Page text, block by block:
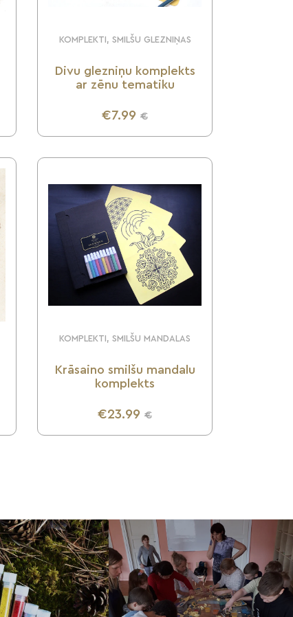
KOMPLEKTI, SMILŠU GLEZNIŅAS
Divu glezniņu komplekts
ar zēnu tematiku
€7.99 €
UZZINI VAIRĀK
KOMPLEKTI, SMILŠU MANDALAS
Krāsaino smilšu mandalu
komplekts
€23.99 €
UZZINI VAIRĀK